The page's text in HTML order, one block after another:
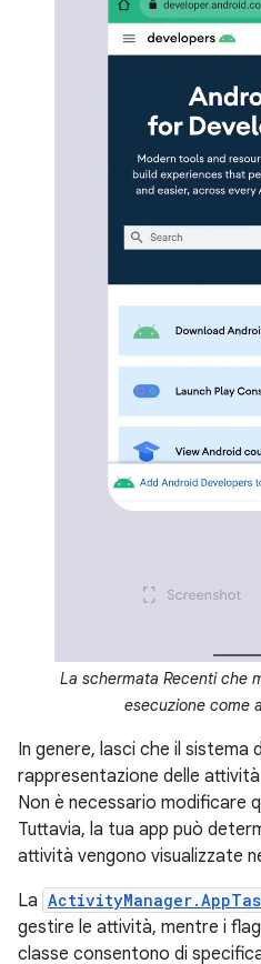
La schermata Recenti che
esecuzione come
In genere, lasci che il sistema
rappresentazione delle
Non è necessario modificare
Tuttavia, la tua app può
attività vengono visualizzate
La
gestire le attività, mentre i
classe consentono di